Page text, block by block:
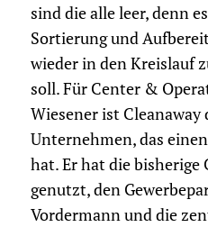
sind die alle leer, denn
Sortierung und
wieder in den Kreislauf
soll. Für Center &
Wiesener ist Cleanaway
Unternehmen, das
hat. Er hat die bisherige
genutzt, den
Vordermann und die